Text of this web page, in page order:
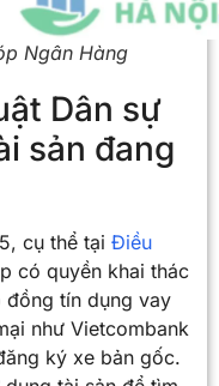
Ngân Hàng
Dân sự
sản đang
cụ thể tại Điều
có quyền khai thác
tín dụng vay
như Vietcombank
ký xe bản gốc.